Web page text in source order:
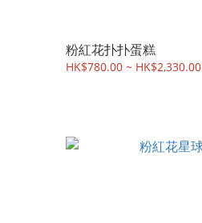
粉紅花扑扑蛋糕
HK$780.00 ~ HK$2,330.00